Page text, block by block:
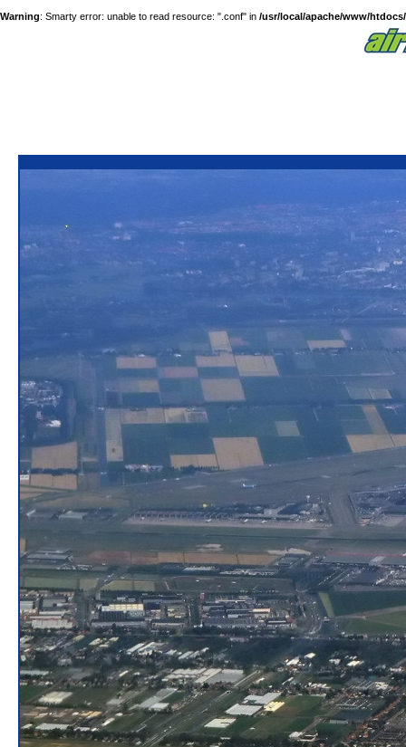
Warning: Smarty error: unable to read resource: ".conf" in /usr/local/apache/www/